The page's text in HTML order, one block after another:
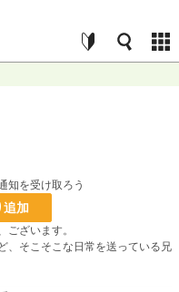
知を受け取ろう
追加
ざいます。
、そこそこな日常を送っている兄